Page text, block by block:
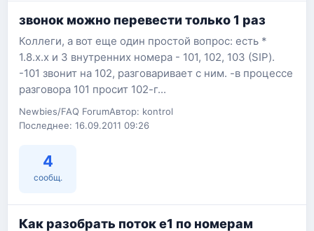
звонок можно перевести только 1 раз
Коллеги, а вот еще один простой вопрос: есть *
1.8.х.х и 3 внутренних номера - 101, 102, 103 (SIP).
-101 звонит на 102, разговаривает с ним. -в процессе
разговора 101 просит 102-г...
Newbies/FAQ ForumАвтор: kontrol
Последнее: 16.09.2011 09:26
4
сообщ.
Как разобрать поток е1 по номерам